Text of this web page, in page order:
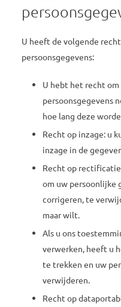
U heeft de volgende
persoonsgegevens:
U hebt het recht
persoonsgegevens
hoe lang deze
Recht op inzage: u
inzage in de
Recht op
om uw persoonlijke
corrigeren, te
maar wilt.
Als u ons
verwerken, heeft u
te trekken en uw
verwijderen.
Recht op